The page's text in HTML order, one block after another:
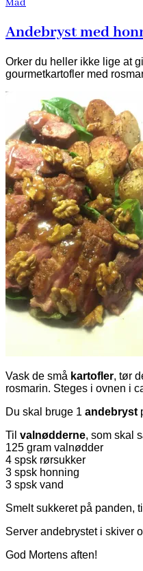
Mad
Andebryst med
Orker du heller ikke lige at
gourmetkartofler med
Vask de små kartofler, tør
rosmarin. Steges i ovnen i
Du skal bruge 1 andebryst
Til valnødderne, som skal
125 gram valnødder
4 spsk rørsukker
3 spsk honning
3 spsk vand
Smelt sukkeret på panden,
Server andebrystet i skiver
God Mortens aften!